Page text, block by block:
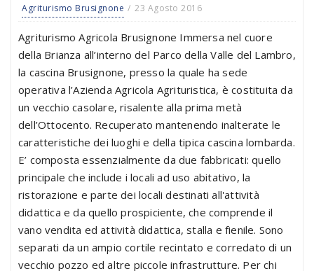
Agriturismo Brusignone 23 Agosto 2016
Agriturismo Agricola Brusignone Immersa nel cuore
della Brianza all’interno del Parco della Valle del Lambro,
la cascina Brusignone, presso la quale ha sede
operativa l’Azienda Agricola Agrituristica, è costituita da
un vecchio casolare, risalente alla prima metà
dell’Ottocento. Recuperato mantenendo inalterate le
caratteristiche dei luoghi e della tipica cascina lombarda.
E’ composta essenzialmente da due fabbricati: quello
principale che include i locali ad uso abitativo, la
ristorazione e parte dei locali destinati all'attività
didattica e da quello prospiciente, che comprende il
vano vendita ed attività didattica, stalla e fienile. Sono
separati da un ampio cortile recintato e corredato di un
vecchio pozzo ed altre piccole infrastrutture. Per chi